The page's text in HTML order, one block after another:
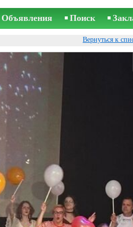
Поиск
Вернуться к